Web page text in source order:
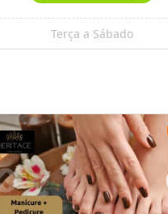
Terça a Sábado